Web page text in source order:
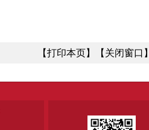
【打印本页】 【关闭窗口】